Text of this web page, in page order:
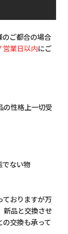
のご都合の場合
営業日以内にご
の性格上一切受
でない物
ておりますが万
新品と交換させ
交換も承って